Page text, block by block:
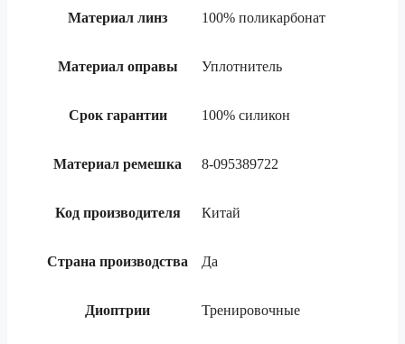
Материал линз 100% поликарбонат
Материал оправы Уплотнитель
Срок гарантии 100% силикон
Материал ремешка 8-095389722
Код производителя Китай
Страна производства Да
Диоптрии Тренировочные